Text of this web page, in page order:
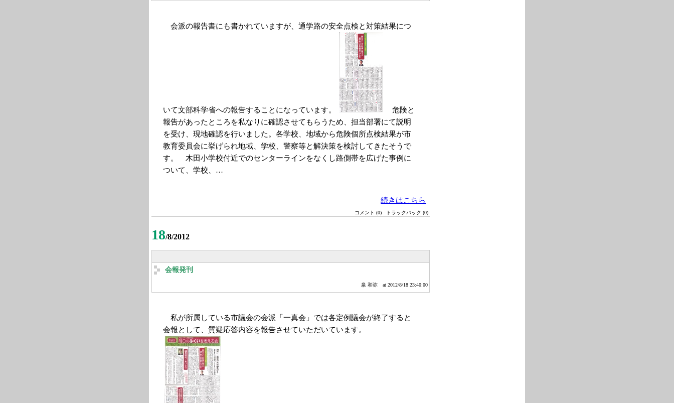
会派の報告書にも書かれていますが、通学路の安全点検と対策結果につ
いて文部科学省への報告することになっています。
危険と
報告があったところを私なりに確認させてもらうため、担当部署にて説明
を受け、現地確認を行いました。各学校、地域から危険個所点検結果が市
教育委員会に挙げられ地域、学校、警察等と解決策を検討してきたそうで
す。 木田小学校付近でのセンターラインをなくし路側帯を広げた事例に
ついて、学校、…
続きはこちら
コメント (0) トラックバック (0)
18/8/2012
会報発刊
泉 和弥 at 2012/8/18 23:40:00
私が所属している市議会の会派「一真会」では各定例議会が終了すると
会報として、質疑応答内容を報告させていただいています。